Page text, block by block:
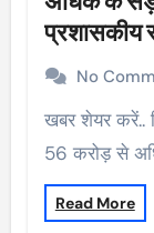
प्रशासकीय
No
खबर शेयर करें.. विधायक यशोदा नीलांबर वर्मा के प्रयासों से
56 करोड़ से
Read More